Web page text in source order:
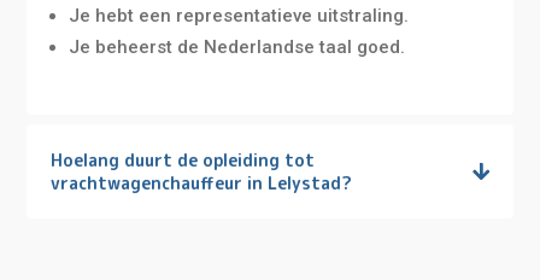
Je hebt een representatieve uitstraling.
Je beheerst de Nederlandse taal goed.
Hoelang duurt de opleiding tot
vrachtwagenchauffeur in Lelystad?